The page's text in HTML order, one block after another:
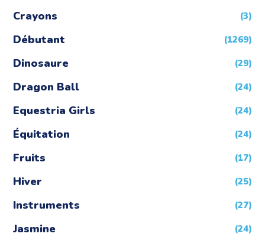
Crayons (3)
Débutant (1269)
Dinosaure (29)
Dragon Ball (24)
Equestria Girls (24)
Équitation (24)
Fruits (17)
Hiver (25)
Instruments (27)
Jasmine (24)